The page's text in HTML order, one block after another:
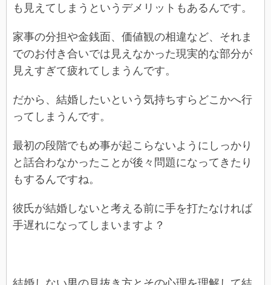
も見えてしまうというデメリットもあるんです。
家事の分担や金銭面、価値観の相違など、それま
でのお付き合いでは見えなかった現実的な部分が
見えすぎて疲れてしまうんです。
だから、結婚したいという気持ちすらどこかへ行
ってしまうんです。
最初の段階でもめ事が起こらないようにしっかり
と話合わなかったことが後々問題になってきたり
もするんですね。
彼氏が結婚しないと考える前に手を打たなければ
手遅れになってしまいますよ？